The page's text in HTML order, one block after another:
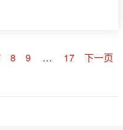
8 9 … 17 下一页